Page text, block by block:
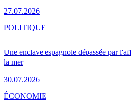
27.07.2026
Une enclave espagnole dépassée par
la mer
30.07.2026
POLITIQUE
ÉCONOMIE